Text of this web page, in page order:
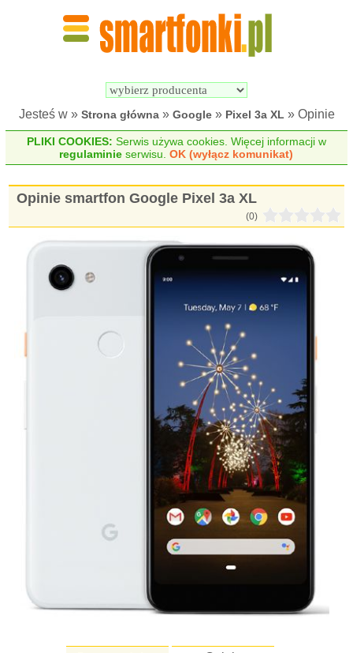
Jesteś w » Strona główna» Google» Pixel 3a XL » Opinie
PLIKI COOKIES: Serwis używa cookies. Więcej informacji w
regulaminie serwisu.OK (wyłącz komunikat)
Opinie smartfon Google Pixel 3a XL
(0)